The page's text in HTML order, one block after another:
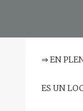
⇒ EN
ES UN